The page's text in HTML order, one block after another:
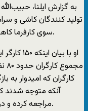
به گزارش ايلنا،
تولید کنندگان کاشی و
سوی کارفرما کاهش منابع مالی ذکر شده، تعطیل شده است.
او با
کارگران که امیدوار به
آنکه متوجه شدند
مراجعه کرده و در حال طی مراحل اداری شکایت خود هستند.